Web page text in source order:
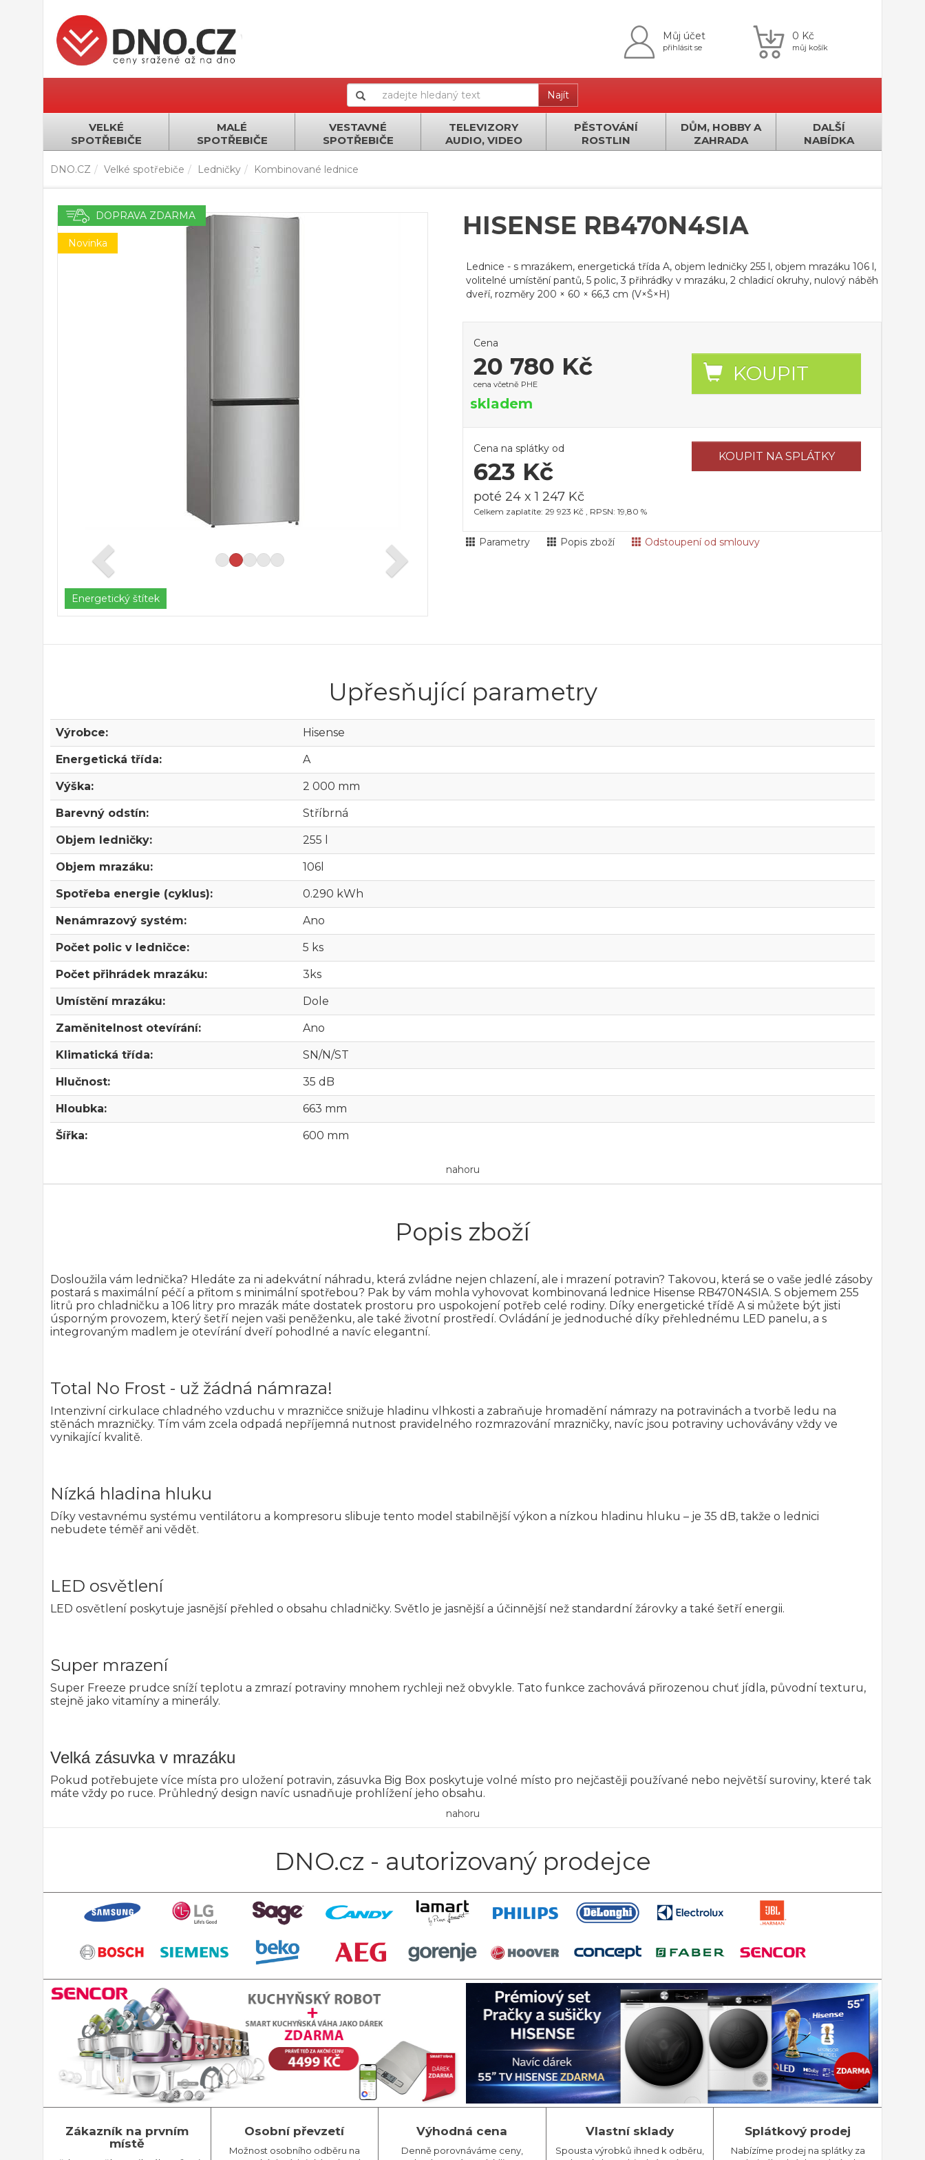
Můj účet
přihlásit se
0 Kč
můj košík
Najít
VELKÉ
SPOTŘEBIČE
MALÉ
SPOTŘEBIČE
VESTAVNÉ
SPOTŘEBIČE
TELEVIZORY
AUDIO, VIDEO
PĚSTOVÁNÍ
ROSTLIN
DŮM, HOBBY A
ZAHRADA
DALŠÍ
NABÍDKA
DNO.CZ Velké spotřebiče Ledničky Kombinované lednice
DOPRAVA ZDARMA
Novinka
Energetický štítek
HISENSE RB470N4SIA
Lednice - s mrazákem, energetická třída A, objem ledničky 255 l, objem mrazáku 106 l,
volitelné umístění pantů, 5 polic, 3 přihrádky v mrazáku, 2 chladicí okruhy, nulový náběh
dveří, rozměry 200 × 60 × 66,3 cm (V×Š×H)
Cena
20 780 Kč
cena včetně PHE KOUPIT
skladem
Cena na splátky od
623 Kč
poté 24 x 1 247 Kč
KOUPIT NA SPLÁTKY
Celkem zaplatíte: 29 923 Kč , RPSN: 19,80 %
Parametry Popis zboží Odstoupení od smlouvy
Upřesňující parametry
Výrobce: Hisense
Energetická třída: A
Výška: 2 000 mm
Barevný odstín: Stříbrná
Objem ledničky: 255 l
Objem mrazáku: 106l
Spotřeba energie (cyklus): 0.290 kWh
Nenámrazový systém: Ano
Počet polic v ledničce: 5 ks
Počet přihrádek mrazáku: 3ks
Umístění mrazáku: Dole
Zaměnitelnost otevírání: Ano
Klimatická třída: SN/N/ST
Hlučnost: 35 dB
Hloubka: 663 mm
Šířka: 600 mm
nahoru
Popis zboží
Dosloužila vám lednička? Hledáte za ni adekvátní náhradu, která zvládne nejen chlazení, ale i mrazení potravin? Takovou, která se o vaše jedlé zásoby
postará s maximální péčí a přitom s minimální spotřebou? Pak by vám mohla vyhovovat kombinovaná lednice Hisense RB470N4SIA. S objemem 255
litrů pro chladničku a 106 litry pro mrazák máte dostatek prostoru pro uspokojení potřeb celé rodiny. Díky energetické třídě A si můžete být jisti
úsporným provozem, který šetří nejen vaši peněženku, ale také životní prostředí. Ovládání je jednoduché díky přehlednému LED panelu, a s
integrovaným madlem je otevírání dveří pohodlné a navíc elegantní.
Total No Frost - už žádná námraza!
Intenzivní cirkulace chladného vzduchu v mrazničce snižuje hladinu vlhkosti a zabraňuje hromadění námrazy na potravinách a tvorbě ledu na
stěnách mrazničky. Tím vám zcela odpadá nepříjemná nutnost pravidelného rozmrazování mrazničky, navíc jsou potraviny uchovávány vždy ve
vynikající kvalitě.
Nízká hladina hluku
Díky vestavnému systému ventilátoru a kompresoru slibuje tento model stabilnější výkon a nízkou hladinu hluku – je 35 dB, takže o lednici
nebudete téměř ani vědět.
LED osvětlení
LED osvětlení poskytuje jasnější přehled o obsahu chladničky. Světlo je jasnější a účinnější než standardní žárovky a také šetří energii.
Super mrazení
Super Freeze prudce sníží teplotu a zmrazí potraviny mnohem rychleji než obvykle. Tato funkce zachovává přirozenou chuť jídla, původní texturu,
stejně jako vitamíny a minerály.
Velká zásuvka v mrazáku
Pokud potřebujete více místa pro uložení potravin, zásuvka Big Box poskytuje volné místo pro nejčastěji používané nebo největší suroviny, které tak
máte vždy po ruce. Průhledný design navíc usnadňuje prohlížení jeho obsahu.
nahoru
DNO.cz - autorizovaný prodejce
Zákazník na prvním
místě
Osobní převzetí
Možnost osobního odběru na
Výhodná cena
Denně porovnáváme ceny,
Vlastní sklady
Spousta výrobků ihned k odběru,
Splátkový prodej
Nabízíme prodej na splátky za